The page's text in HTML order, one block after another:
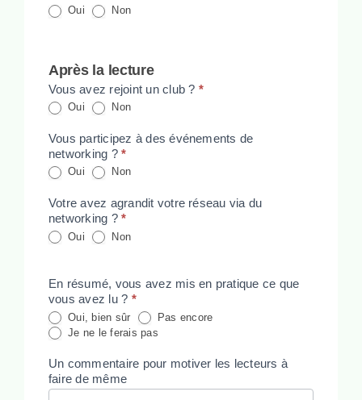
Oui Non
Après la lecture
Vous avez rejoint un club ? *
Oui Non
Vous participez à des événements de
networking ?*
Oui Non
Votre avez agrandit votre réseau via du
networking ?*
Oui Non
En résumé, vous avez mis en pratique ce que
vous avez lu ? *
Oui, bien sûr
Pas encore
Je ne le ferais pas
Un commentaire pour motiver les lecteurs à
faire de même